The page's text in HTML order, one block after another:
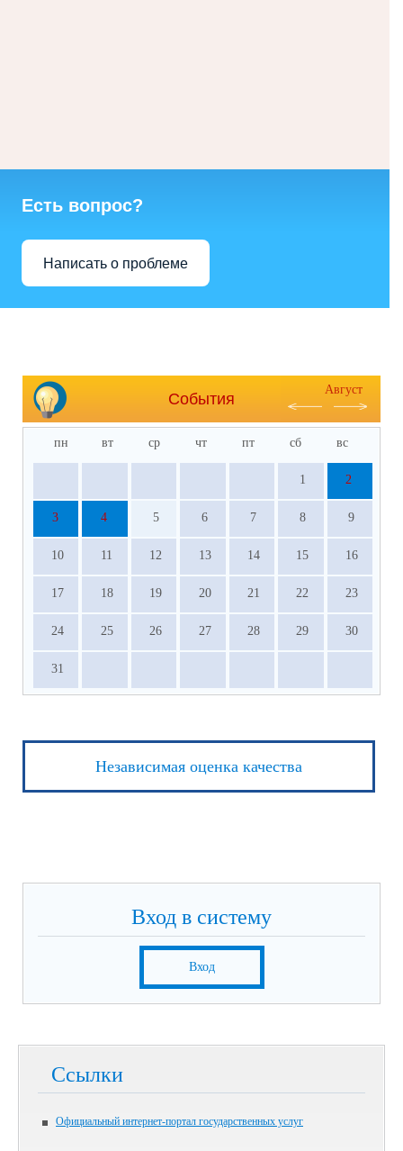
Есть вопрос?
Написать о проблеме
События
Август
пн вт ср чт пт сб вс
1 2
3 4 5 6 7 8 9
10 11 12 13 14 15 16
17 18 19 20 21 22 23
24 25 26 27 28 29 30
31
Независимая оценка качества
Вход в систему
Вход
Ссылки
Официальный интернет-портал государственных услуг